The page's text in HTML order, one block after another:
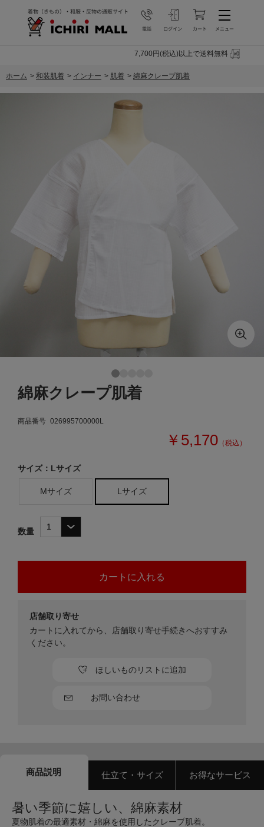
7,700円(税込)以上で送料無料
ホーム > 和装肌着 > インナー > 肌着 > 綿麻クレープ肌着
綿麻クレープ肌着
商品番号 026995700000L
￥5,170 （税込）
サイズ：Lサイズ
Mサイズ Lサイズ
数量
お問い合わせ
ほしいものリストに追加
店舗取り寄せ
カートに入れてから、店舗取り寄せ手続きへおすすみ
ください。
商品説明 仕立て・サイズ お得なサービス
暑い季節に嬉しい、綿麻素材
夏物肌着の最適素材・綿麻を使用したクレープ肌着。